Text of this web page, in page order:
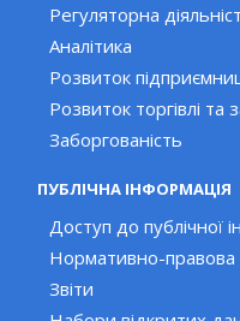
Регуляторна
Аналітика
Розвиток
Розвиток торгівлі та
Заборгованість
ПУБЛІЧНА ІНФОРМАЦІЯ
Доступ до публічної
Нормативно-правова
Звіти